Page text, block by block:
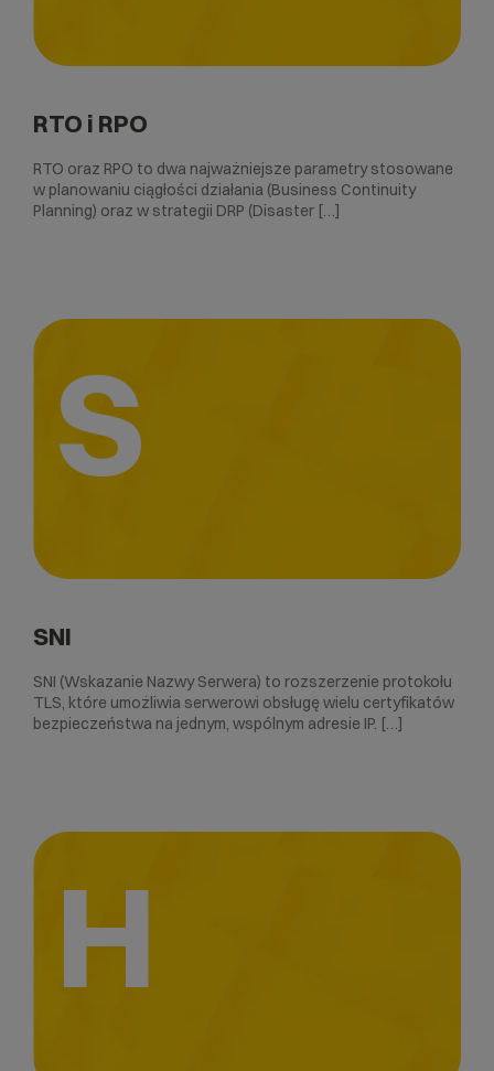
RTO i RPO
RTO oraz RPO to dwa najważniejsze parametry stosowane
w planowaniu ciągłości działania (Business Continuity
Planning) oraz w strategii DRP (Disaster […]
S
SNI
SNI (Wskazanie Nazwy Serwera) to rozszerzenie protokołu
TLS, które umożliwia serwerowi obsługę wielu certyfikatów
bezpieczeństwa na jednym, wspólnym adresie IP. […]
H